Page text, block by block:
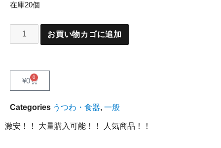
在庫20個
お買い物カゴに追加
¥0 0
Categories うつわ・食器, 一般
激安！！ 大量購入可能！！ 人気商品！！